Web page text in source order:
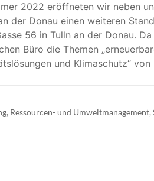
2022 eröffneten wir neben
der Donau einen weiteren
56 in Tulln an der Donau.
Büro die Themen
und Klimaschutz“ von
, Ressourcen- und Umweltmanagement,